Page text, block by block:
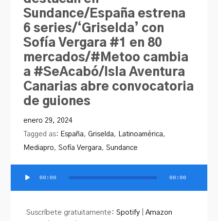
Sundance/España estrena
6 series/‘Griselda’ con
Sofía Vergara #1 en 80
mercados/#Metoo cambia
a #SeAcabó/Isla Aventura
Canarias abre convocatoria
de guiones
enero 29, 2024
Tagged as: España,Griselda, Latinoamérica,
Mediapro,Sofía Vergara,Sundance
Reproductor
00:00 00:00
Suscríbete gratuitamente:Spotify |Amazon